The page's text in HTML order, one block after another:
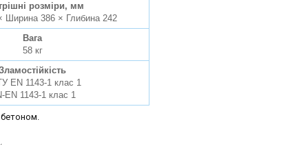
розміри, мм
Ширина 386 × Глибина 242
Вага
58 кг
EN 1143-1 клас 1
EN 1143-1 клас 1
бетоном.